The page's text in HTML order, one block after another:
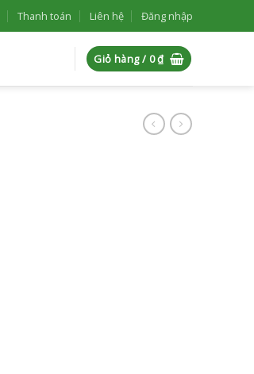
Thanh toán Liên hệ Đăng nhập
Giỏ hàng / 0₫